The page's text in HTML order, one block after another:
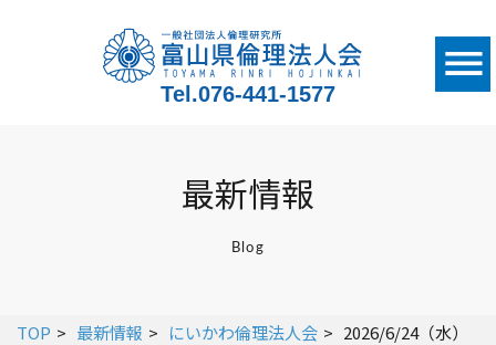
Tel.076-441-1577
最新情報
Blog
TOP 最新情報 にいかわ倫理法人会 2026/6/24（水）